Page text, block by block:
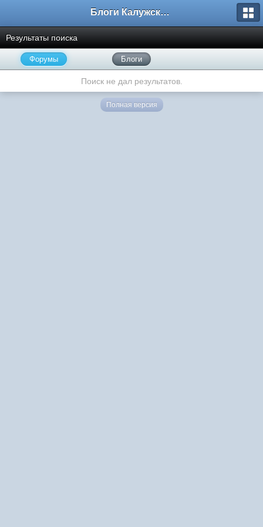
Блоги Калужского перекрестка
Результаты поиска
Форумы Блоги
Поиск не дал результатов.
Полная версия